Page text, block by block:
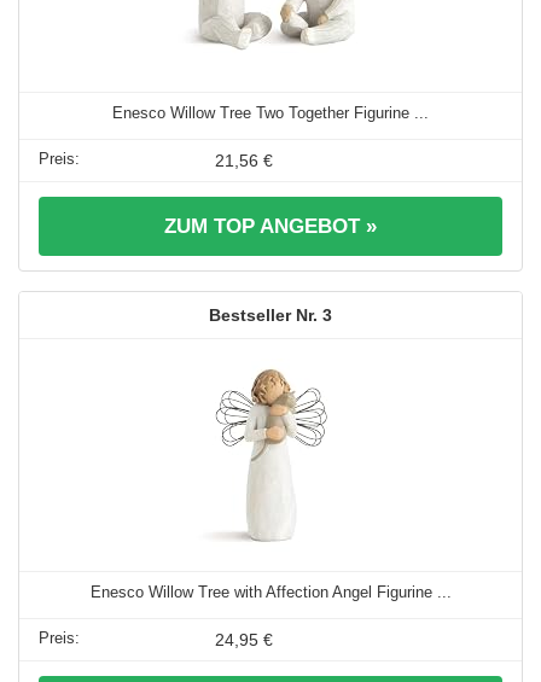
Enesco Willow Tree Two Together Figurine ...
21,56 €
ZUM TOP ANGEBOT »
3
Enesco Willow Tree with Affection Angel Figurine ...
24,95 €